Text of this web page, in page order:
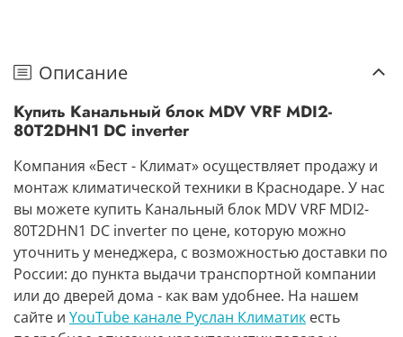
Описание
Купить Канальный блок MDV VRF MDI2-
80T2DHN1 DC inverter
Компания «Бест - Климат» осуществляет продажу и
монтаж климатической техники в Краснодаре. У нас
вы можете купить Канальный блок MDV VRF MDI2-
80T2DHN1 DC inverter по цене, которую можно
уточнить у менеджера, с возможностью доставки по
России: до пункта выдачи транспортной компании
или до дверей дома - как вам удобнее. На нашем
сайте и YouTube канале Руслан Климатик есть